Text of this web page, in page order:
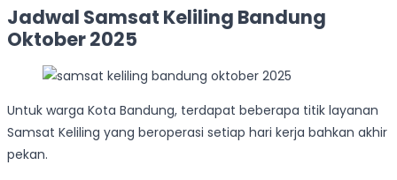
Jadwal Samsat Keliling Bandung
Oktober 2025
Untuk warga Kota Bandung, terdapat beberapa titik layanan
Samsat Keliling yang beroperasi setiap hari kerja bahkan akhir
pekan.